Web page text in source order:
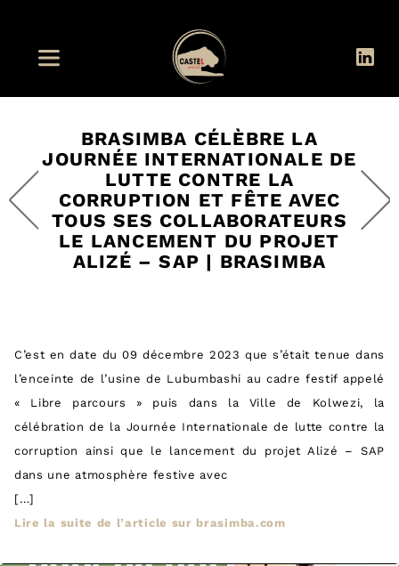
BRASIMBA CÉLÈBRE LA
JOURNÉE INTERNATIONALE DE
LUTTE CONTRE LA
CORRUPTION ET FÊTE AVEC
TOUS SES COLLABORATEURS
LE LANCEMENT DU PROJET
ALIZÉ – SAP | BRASIMBA
C’est en date du 09 décembre 2023 que s’était tenue dans
l’enceinte de l’usine de Lubumbashi au cadre festif appelé
« Libre parcours » puis dans la Ville de Kolwezi, la
célébration de la Journée Internationale de lutte contre la
corruption ainsi que le lancement du projet Alizé – SAP
dans une atmosphère festive avec
[…]
Lire la suite de l’article sur brasimba.com